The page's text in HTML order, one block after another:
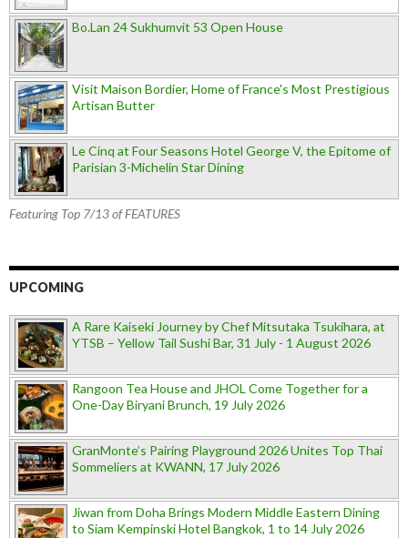
Bo.Lan 24 Sukhumvit 53 Open House
Visit Maison Bordier, Home of France's Most Prestigious
Artisan Butter
Le Cinq at Four Seasons Hotel George V, the Epitome of
Parisian 3-Michelin Star Dining
Featuring Top 7/13 of FEATURES
UPCOMING
A Rare Kaiseki Journey by Chef Mitsutaka Tsukihara, at
YTSB – Yellow Tail Sushi Bar, 31 July - 1 August 2026
Rangoon Tea House and JHOL Come Together for a
One-Day Biryani Brunch, 19 July 2026
GranMonte’s Pairing Playground 2026 Unites Top Thai
Sommeliers at KWANN, 17 July 2026
Jiwan from Doha Brings Modern Middle Eastern Dining
to Siam Kempinski Hotel Bangkok, 1 to 14 July 2026